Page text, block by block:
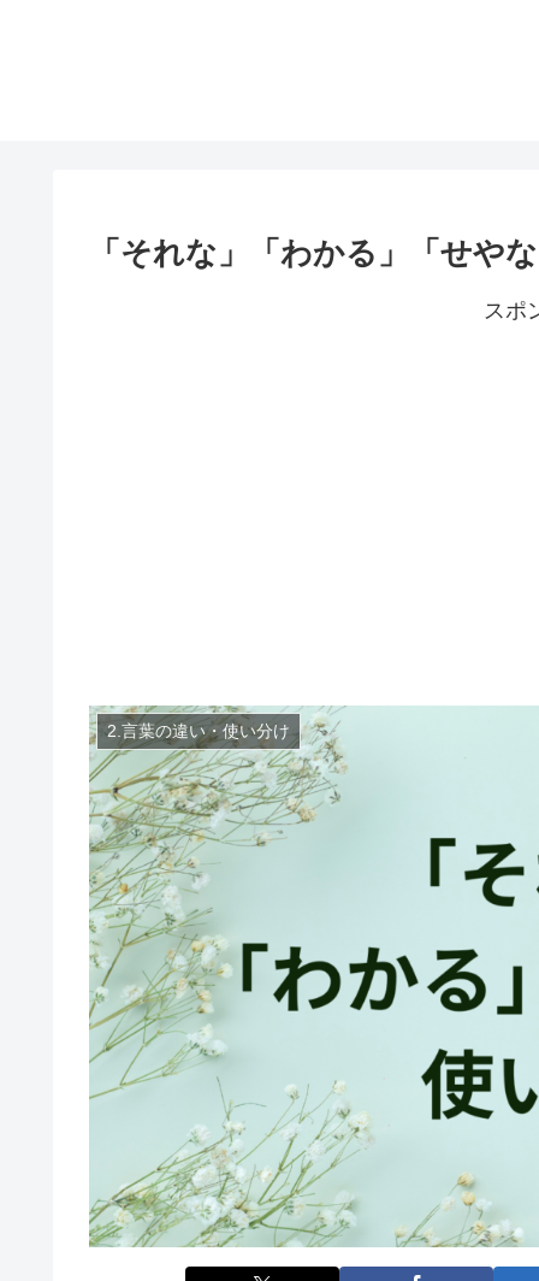
「それな」「わかる」「せや
スポ
2.言葉の違い・使い分け